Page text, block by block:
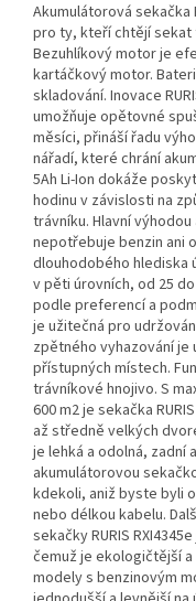
Akumulátorová sekačka
pro ty, kteří chtějí sekat
Bezuhlíkový motor je
kartáčkový motor.
skladování. Inovace
umožňuje opětovné
měsíci, přináší řadu
nářadí, které chrání
5Ah Li-Ion dokáže
hodinu v závislosti na
trávníku. Hlavní
nepotřebuje benzin ani
dlouhodobého hlediska
v pěti úrovních, od 25
podle preferencí a
je užitečná pro
zpětného vyhazování je
přístupných místech.
trávníkové hnojivo. S
600 m2 je sekačka
až středně velkých
je lehká a odolná, zadní
akumulátorovou
kdekoli, aniž byste byli
nebo délkou kabelu.
sekačky RURIS
čemuž je ekologičtější
modely s benzinovým